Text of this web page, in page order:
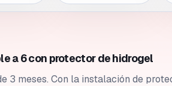
a 6 con protector de hidrogel
3 meses. Con la instalación de